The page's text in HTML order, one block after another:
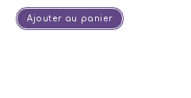
Ajouter au panier